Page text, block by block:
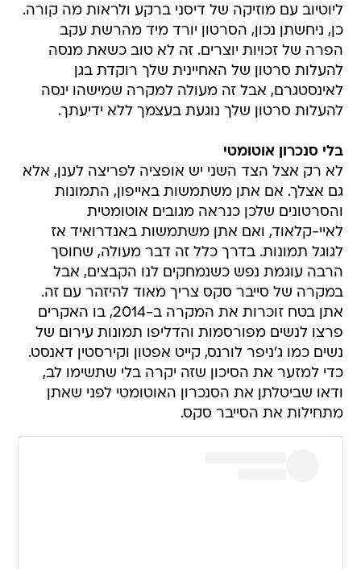
ליוטיוב עם מוזיקה של דיסני ברקע ולראות מה קורה.
כן, ניחשתן נכון, הסרטון יורד מיד מהרשת עקב
הפרה של זכויות יוצרים. זה לא טוב כשאת מנסה
להעלות סרטון של האחיינית שלך רוקדת בגן
לאינסטגרם, אבל זה מעולה למקרה שמישהו ינסה
להעלות סרטון שלך נוגעת בעצמך ללא ידיעתך.
בלי סנכרון אוטומטי
לא רק אצל הצד השני יש אופציה לפריצה לענן, אלא
גם אצלך. אם אתן משתמשות באייפון, התמונות
והסרטונים שלכן כנראה מגובים אוטומטית
לאיי-קלאוד, ואם אתן משתמשות באנדרואיד אז
לגוגל תמונות. בדרך כלל זה דבר מעולה, שחוסך
הרבה עוגמת נפש כשנמחקים לנו הקבצים, אבל
במקרה של סייבר סקס צריך מאוד להיזהר עם זה.
אתן בטח זוכרות את המקרה ב-2014, בו האקרים
פרצו לנשים מפורסמות והדליפו תמונות עירום של
נשים כמו ג'ניפר לורנס, קייט אפטון וקירסטין דאנסט.
כדי למזער את הסיכון שזה יקרה בלי שתשימו לב,
ודאו שביטלתן את הסנכרון האוטומטי לפני שאתן
מתחילות את הסייבר סקס.